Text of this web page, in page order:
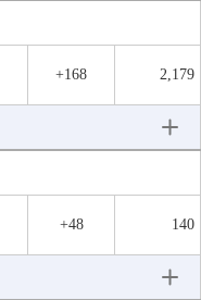
+168 2,179
+48 140